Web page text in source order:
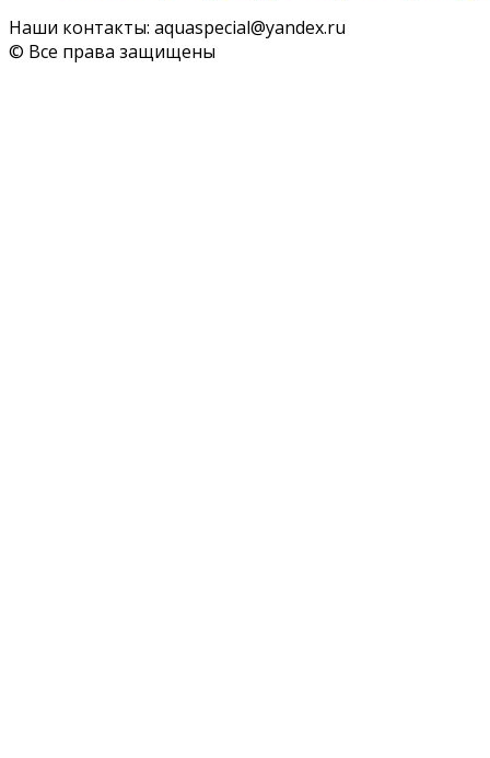
Наши контакты: aquaspecial@yandex.ru
© Все права защищены